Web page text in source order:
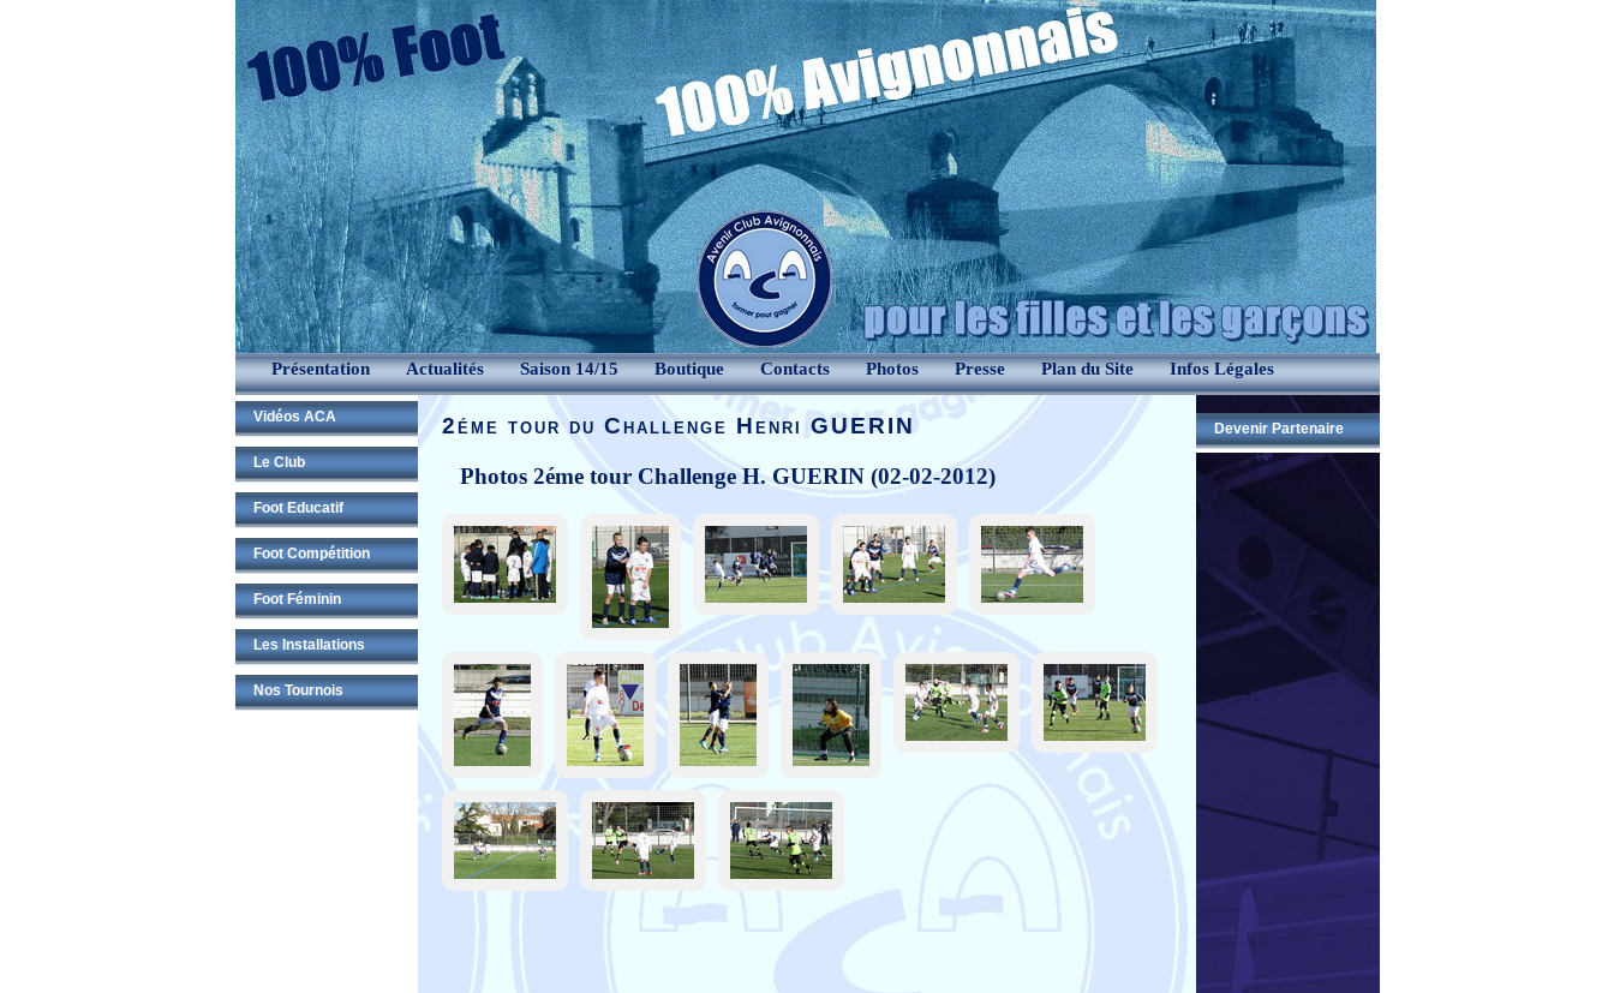
Présentation Actualités Saison 14/15 Boutique Contacts Photos Presse Plan du Site Infos Légales
Vidéos ACA
Le Club
Foot Educatif
Foot Compétition
Foot Féminin
Les Installations
Nos Tournois
2éme tour du Challenge Henri GUERIN
Photos 2éme tour Challenge H. GUERIN (02-02-2012)
Devenir Partenaire